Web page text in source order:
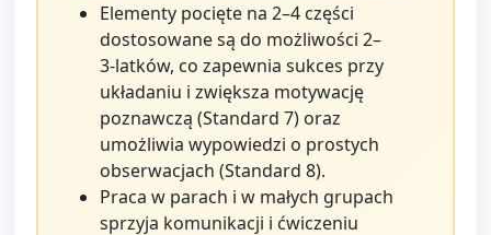
Elementy pocięte na 2–4 części
dostosowane są do możliwości 2–
3‑latków, co zapewnia sukces przy
układaniu i zwiększa motywację
poznawczą (Standard 7) oraz
umożliwia wypowiedzi o prostych
obserwacjach (Standard 8).
Praca w parach i w małych grupach
sprzyja komunikacji i ćwiczeniu